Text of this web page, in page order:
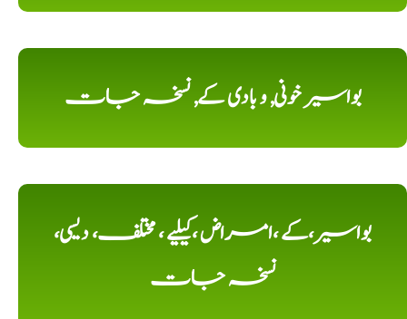
بواسیر خونی, و بادی کے, نسخہ جات
بواسیر،کے ،امراض ،کیلیے ، مختلف، دیسی،
نسخہ جات